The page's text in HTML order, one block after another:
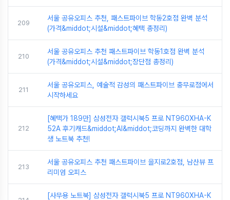
209
서울 공유오피스 추천, 패스트파이브 학동2호점 완벽 분석
(가격&middot;시설&middot;혜택 총정리)
210
서울 공유오피스 추천 패스트파이브 학동1호점 완벽 분석
(가격&middot;시설&middot;장단점 총정리)
211
서울 공유오피스, 예술적 감성의 패스트파이브 충무로점에서
시작하세요
212
[혜택가 189만] 삼성전자 갤럭시북5 프로 NT960XHA-K
52A 후기캐드&middot;AI&middot;코딩까지 완벽한 대학
생 노트북 추천!
213
서울 공유오피스 추천 패스트파이브 을지로2호점, 남산뷰 프
리미엄 오피스
[사무용 노트북] 삼성전자 갤럭시북5 프로 NT960XHA-K